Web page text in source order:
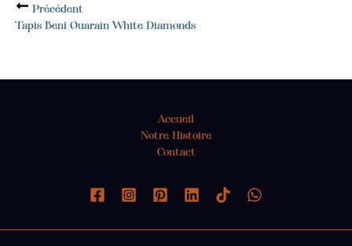
Précédent
Tapis Beni Ouarain White Diamonds
Accueil
Notre Histoire
Contact